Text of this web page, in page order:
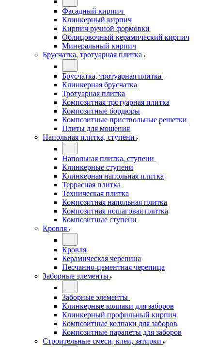
Фасадный кирпич
Клинкерный кирпич
Кирпич ручной формовки
Облицовочный керамический кирпич
Минеральный кирпич
Брусчатка, тротуарная плитка
Брусчатка, тротуарная плитка
Клинкерная брусчатка
Тротуарная плитка
Композитная тротуарная плитка
Композитные бордюры
Композитные приствольные решетки
Плиты для мощения
Напольная плитка, ступени
Напольная плитка, ступени
Клинкерные ступени
Клинкерная напольная плитка
Террасная плитка
Техническая плитка
Композитная напольная плитка
Композитная пошаговая плитка
Композитные ступени
Кровля
Кровля
Керамическая черепица
Песчанно-цементная черепица
Заборные элементы
Заборные элементы
Клинкерные колпаки для заборов
Клинкерный профильный кирпич
Композитные колпаки для заборов
Композитные парапеты для заборов
Строительные смеси, клеи, затирки